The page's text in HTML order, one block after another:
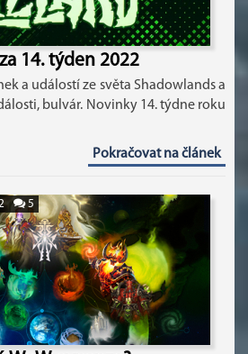
14. týden 2022
a událostí ze světa Shadowlands a
bulvár. Novinky 14. týdne roku
Pokračovat na článek
5